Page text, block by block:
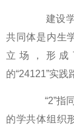
建设学
共同体是内生
立场，形
的“24121”实践
“2”指同
的学共体组织